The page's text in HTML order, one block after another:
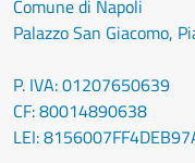
Comune di Napoli
Palazzo San Giacomo,
P. IVA: 01207650639
CF: 80014890638
LEI: